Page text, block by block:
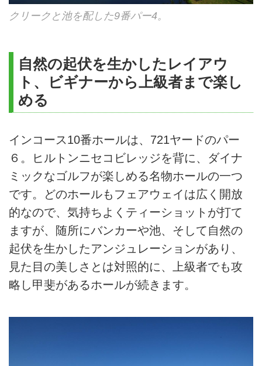
クリークと池を配した9番パー4。
自然の起伏を生かしたレイアウ
ト、ビギナーから上級者まで楽し
める
インコース10番ホールは、721ヤードのパー
６。ヒルトンニセコビレッジを背に、ダイナ
ミックなゴルフが楽しめる名物ホールの一つ
です。どのホールもフェアウェイは広く開放
的なので、気持ちよくティーショットが打て
ますが、随所にバンカーや池、そして自然の
起伏を生かしたアンジュレーションがあり、
見た目の美しさとは対照的に、上級者でも攻
略し甲斐があるホールが続きます。